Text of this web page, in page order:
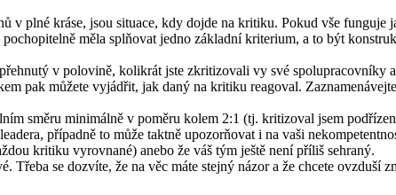
v plné kráse, jsou situace, kdy dojde na kritiku. Pokud vše funguje
měla splňovat jedno základní kriterium, a to být
v polovině, kolikrát jste zkritizovali vy své
pak můžete vyjádřit, jak daný na kritiku reagoval.
směru minimálně v poměru kolem 2:1 (tj. kritizoval jsem
případně to může taktně upozorňovat i na vaši
kritiku vyrovnané) anebo že váš tým ještě není příliš sehraný.
Třeba se dozvíte, že na věc máte stejný názor a že chcete ovzduší